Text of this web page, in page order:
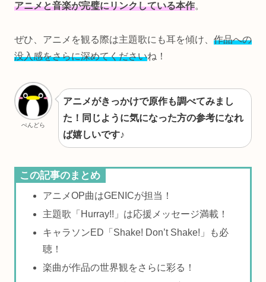
アニメと音楽が完璧にリンクしている本作。
ぜひ、アニメを観る際は主題歌にも耳を傾け、 作品への
没入感をさらに深めてくださいね！
ぺんどら
アニメがきっかけで原作も調べてみまし
た！同じように気になった方の参考になれ
ば嬉しいです♪
この記事のまとめ
アニメOP曲はGENICが担当！
主題歌「Hurray!!」は応援メッセージ満載！
キャラソンED「Shake! Don’t Shake!」も必
聴！
楽曲が作品の世界観をさらに彩る！